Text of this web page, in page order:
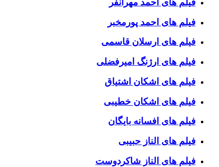
فیلم های احمد مهرانفر
فیلم های احمد پورمخبر
فیلم های ارسلان قاسمی
فیلم های ارژنگ امیرفضلی
فیلم های اشکان اشتیاق
فیلم های اشکان خطیبی
فیلم های افسانه بایگان
فیلم های الناز حبیبی
فیلم های الناز شاکردوست